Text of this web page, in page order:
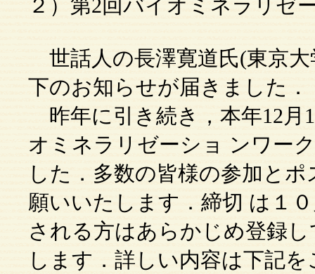
２）第2回バイオミネラリゼ
世話人の長澤寛道氏(東京
下のお知らせが届きました．
昨年に引き続き，本年12月
オミネラリゼーショ ンワー
した．多数の皆様の参加と
願いいたします．締切 は１
される方はあらかじめ登録
します．詳しい内容は下記